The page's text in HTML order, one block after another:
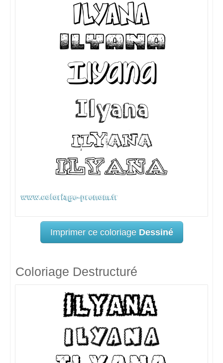
Imprimer ce coloriage Dessiné
Coloriage Destructuré